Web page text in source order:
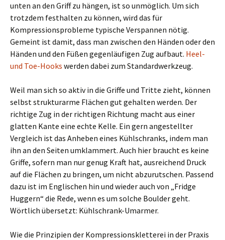
unten an den Griff zu hängen, ist so unmöglich. Um sich
trotzdem festhalten zu können, wird das für
Kompressionsprobleme typische Verspannen nötig.
Gemeint ist damit, dass man zwischen den Händen oder den
Händen und den Füßen gegenläufigen Zug aufbaut. Heel-
und Toe-Hooks werden dabei zum Standardwerkzeug.
Weil man sich so aktiv in die Griffe und Tritte zieht, können
selbst strukturarme Flächen gut gehalten werden. Der
richtige Zug in der richtigen Richtung macht aus einer
glatten Kante eine echte Kelle. Ein gern angestellter
Vergleich ist das Anheben eines Kühlschranks, indem man
ihn an den Seiten umklammert. Auch hier braucht es keine
Griffe, sofern man nur genug Kraft hat, ausreichend Druck
auf die Flächen zu bringen, um nicht abzurutschen. Passend
dazu ist im Englischen hin und wieder auch von „Fridge
Huggern“ die Rede, wenn es um solche Boulder geht.
Wörtlich übersetzt: Kühlschrank-Umarmer.
Wie die Prinzipien der Kompressionskletterei in der Praxis